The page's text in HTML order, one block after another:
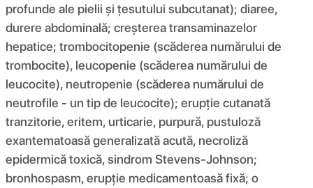
profunde ale pielii și țesutului subcutanat); diaree,
durere abdominală; creșterea transaminazelor
hepatice; trombocitopenie (scăderea numărului de
trombocite), leucopenie (scăderea numărului de
leucocite), neutropenie (scăderea numărului de
neutrofile - un tip de leucocite); erupție cutanată
tranzitorie, eritem, urticarie, purpură, pustuloză
exantematoasă generalizată acută, necroliză
epidermică toxică, sindrom Stevens-Johnson;
bronhospasm, erupție medicamentoasă fixă; o